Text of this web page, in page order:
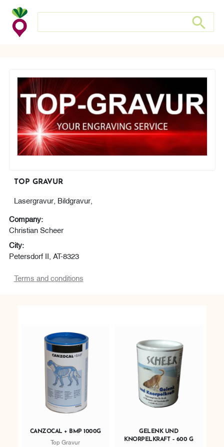
Search
TOP GRAVUR
Lasergravur, Bildgravur,
Company:
Christian Scheer
City:
Petersdorf II, AT-8323
Terms and conditions
CANZOCAL + BMP 1000G
Top Gravur
GELENK UND
KNORPELKRAFT – 600 G